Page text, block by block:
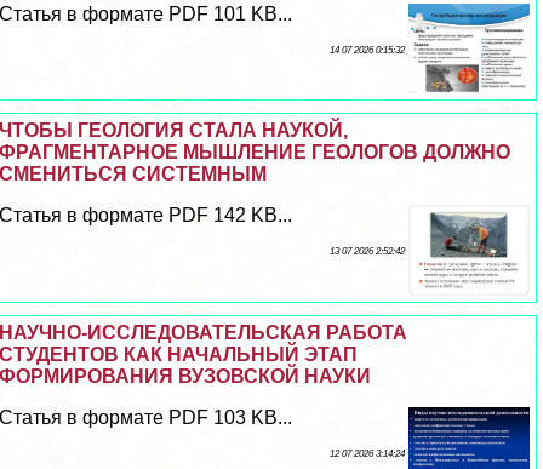
Статья в формате PDF 101 KB...
14 07 2026 0:15:32
ЧТОБЫ ГЕОЛОГИЯ СТАЛА НАУКОЙ,
ФРАГМЕНТАРНОЕ МЫШЛЕНИЕ ГЕОЛОГОВ ДОЛЖНО
СМЕНИТЬСЯ СИСТЕМНЫМ
Статья в формате PDF 142 KB...
13 07 2026 2:52:42
НАУЧНО-ИССЛЕДОВАТЕЛЬСКАЯ РАБОТА
СТУДЕНТОВ КАК НАЧАЛЬНЫЙ ЭТАП
ФОРМИРОВАНИЯ ВУЗОВСКОЙ НАУКИ
Статья в формате PDF 103 KB...
12 07 2026 3:14:24